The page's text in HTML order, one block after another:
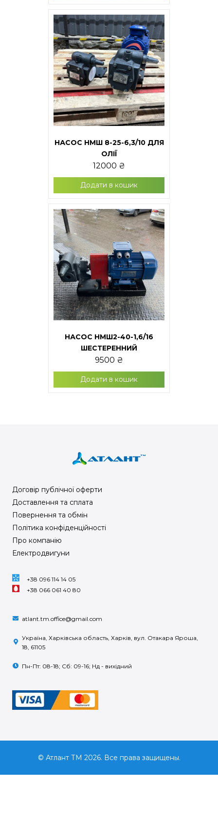
НАСОС НМШ 8-25-6,3/10 ДЛЯ
ОЛІЇ
12000 ₴
Додати в кошик
НАСОС НМШ2-40-1,6/16
ШЕСТЕРЕННИЙ
9500 ₴
Додати в кошик
Договір публічної оферти
Доставлення та сплата
Повернення та обмін
Політика конфіденційності
Про компанію
Електродвигуни
+38 096 114 14 05
+38 066 061 40 80
atlant.tm.office@gmail.com
Україна, Харківська область, Харків, вул. Отакара Яроша,
18, 61105
Пн-Пт: 08-18; Сб: 09-16; Нд - вихідний
© Атлант ТМ 2026. Все права защищены.